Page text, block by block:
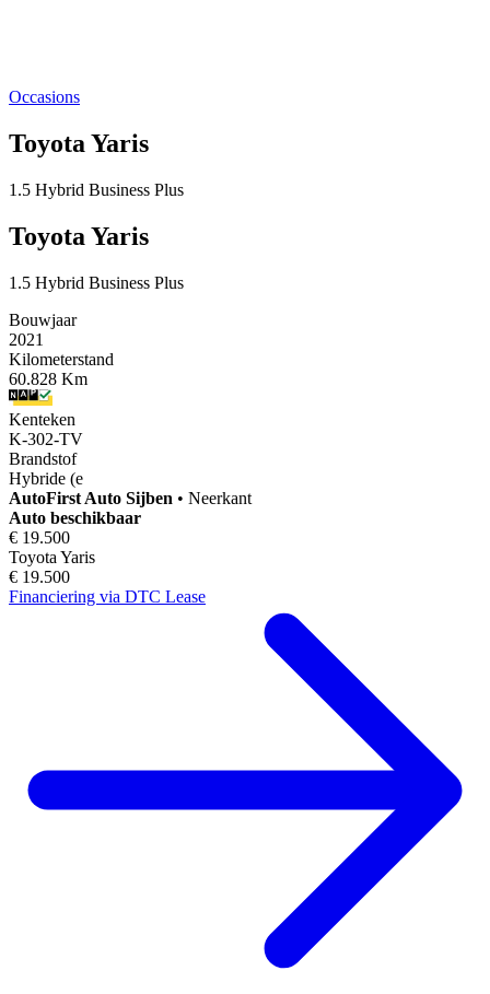
Occasions
Toyota Yaris
1.5 Hybrid Business Plus
Toyota Yaris
1.5 Hybrid Business Plus
Bouwjaar
2021
Kilometerstand
60.828 Km
Kenteken
K-302-TV
Brandstof
Hybride (e
AutoFirst Auto Sijben • Neerkant
Auto beschikbaar
€ 19.500
Toyota Yaris
€ 19.500
Financiering via DTC Lease